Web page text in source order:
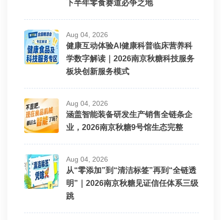
下半年零食赛道必争之地
Aug 04, 2026
健康互动体验AI健康科普临床营养科
学数字解读｜2026南京秋糖科技服务
板块创新服务模式
Aug 04, 2026
涵盖智能装备研发生产销售全链条企
业，2026南京秋糖9号馆生态完整
Aug 04, 2026
从“零添加”到“清洁标签”再到“全链透
明”｜2026南京秋糖见证信任体系三级
跳